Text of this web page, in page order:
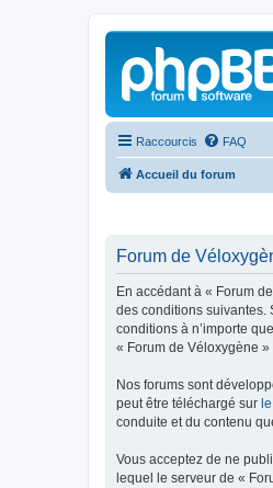
Raccourcis FAQ
Accueil du forum
Forum de
En accédant à « Forum
des conditions suivantes.
conditions à n’importe
« Forum de Véloxygène
Nos forums sont
peut être téléchargé sur
conduite et du contenu
Vous acceptez de ne
lequel le serveur de «